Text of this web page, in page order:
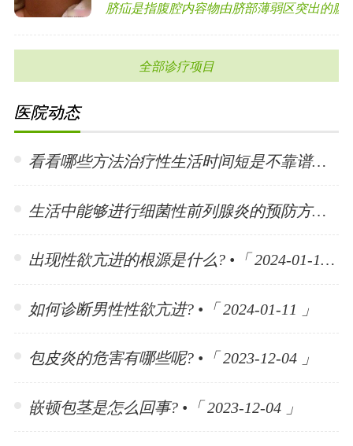
脐疝是指腹腔内容物由脐部薄弱区突出的腹
全部诊疗项目
医院动态
看看哪些方法治疗性生活时间短是不靠谱的? •「 2024-01-15 」
生活中能够进行细菌性前列腺炎的预防方法有哪些? •「 2024-01-15 」
出现性欲亢进的根源是什么? •「 2024-01-11 」
如何诊断男性性欲亢进? •「 2024-01-11 」
包皮炎的危害有哪些呢? •「 2023-12-04 」
嵌顿包茎是怎么回事? •「 2023-12-04 」